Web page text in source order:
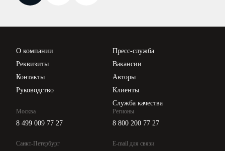
Новости законодательства
О компании
Реквизиты
Контакты
Руководство
Пресс-служба
Вакансии
Авторы
Клиенты
Служба качества
Москва
8 499 009 77 27
Санкт-Петербург
Регионы
8 800 200 77 27
E-mail для связи